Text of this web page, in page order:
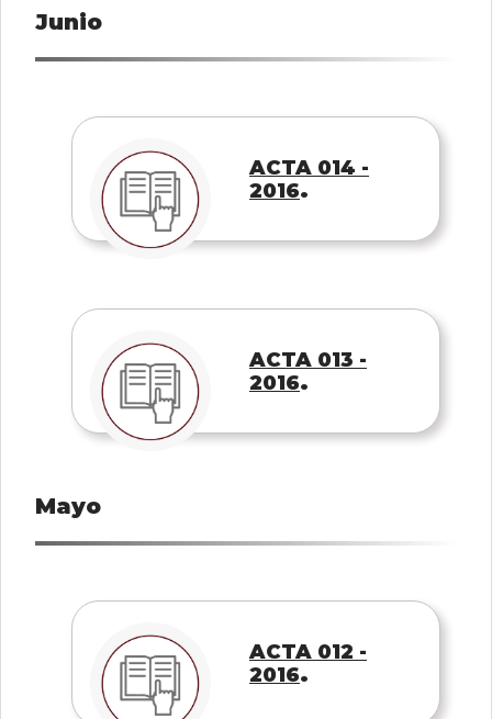
Junio
ACTA 014 -
2016.
ACTA 013 -
2016.
Mayo
ACTA 012 -
2016.